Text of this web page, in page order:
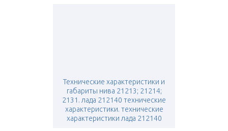
Технические характеристики и
габариты нива 21213; 21214;
2131. лада 212140 технические
характеристики. технические
характеристики лада 212140